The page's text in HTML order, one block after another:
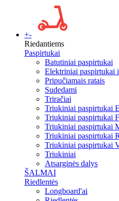
+-
Riedantiems
Paspirtukai
Batutiniai paspirtukai
Elektriniai paspirtukai
Pripučiamais ratais
Sudedami
Triračiai
Triukiniai paspirtukai
Triukiniai paspirtukai
Triukiniai paspirtukai
Triukiniai paspirtukai
Triukiniai paspirtukai
Triukiniai
Atsarginės dalys
ŠALMAI
Riedlentės
Longboard'ai